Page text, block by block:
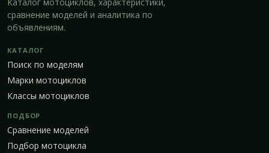
сравнение моделей и аналитика по
объявлениям.
КАТАЛОГ
Поиск по моделям
Марки мотоциклов
Классы мотоциклов
ПОДБОР
Сравнение моделей
Подбор мотоцикла